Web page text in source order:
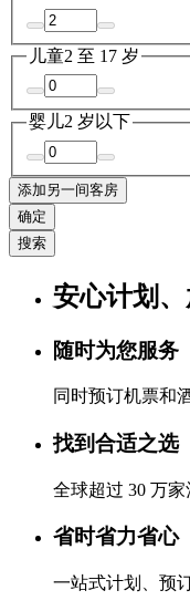
儿童2 至 17 岁
婴儿2 岁以下
添加另一间客房
确定
搜索
安心计划
随时为您服务
同时预订机票和
找到合适之选
全球超过 30 万
省时省力省心
一站式计划、预